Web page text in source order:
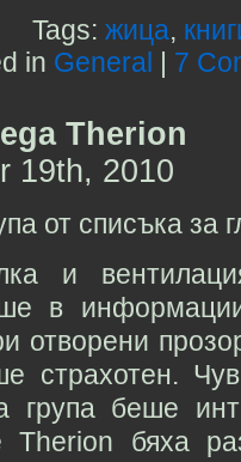
Tags:жица,
in General 7
Therion
19th, 2010
от списъка за
и
в
отворени
страхотен.
група беше
Therion бяха